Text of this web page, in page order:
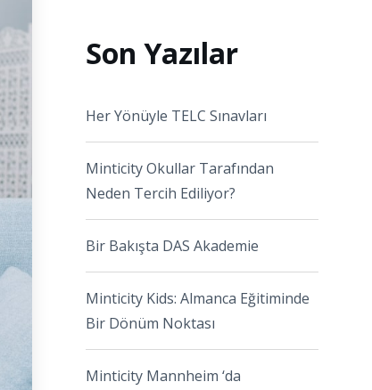
Son Yazılar
Her Yönüyle TELC Sınavları
Minticity Okullar Tarafından
Neden Tercih Ediliyor?
Bir Bakışta DAS Akademie
Minticity Kids: Almanca Eğitiminde
Bir Dönüm Noktası
Minticity Mannheim ‘da